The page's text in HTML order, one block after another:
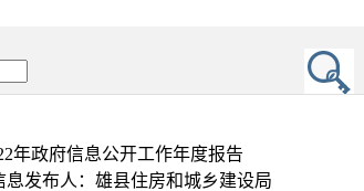
年政府信息公开工作年度报告
发布人：雄县住房和城乡建设局